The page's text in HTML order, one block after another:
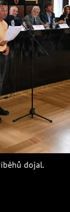
dojal.